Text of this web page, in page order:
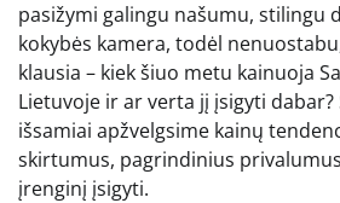
pasižymi galingu našumu, stilingu
kokybės kamera, todėl
klausia – kiek šiuo metu kainuoja
Lietuvoje ir ar verta jį įsigyti
išsamiai apžvelgsime kainų
skirtumus, pagrindinius
įrenginį įsigyti.